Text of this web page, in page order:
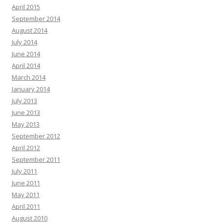
April 2015
September 2014
August 2014
July 2014
June 2014
April 2014
March 2014
January 2014
July 2013
June 2013
May 2013
September 2012
April 2012
September 2011
July 2011
June 2011
May 2011
April 2011
August 2010